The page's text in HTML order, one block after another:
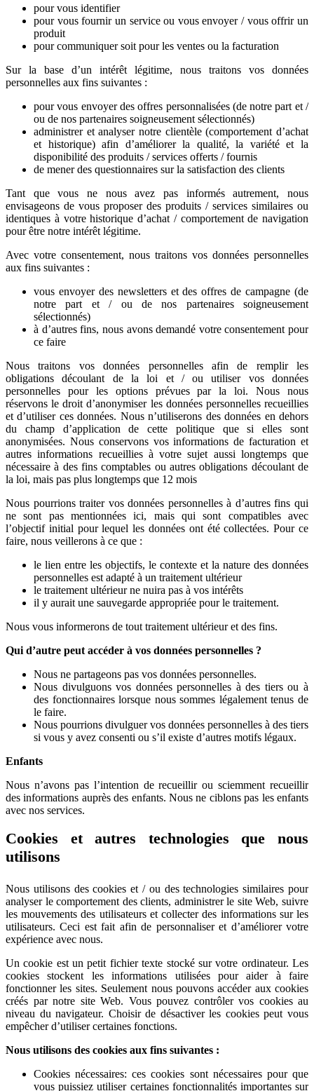
pour vous identifier
pour vous fournir un service ou vous envoyer / vous offrir un
produit
pour communiquer soit pour les ventes ou la facturation
Sur la base d’un intérêt légitime, nous traitons vos données
personnelles aux fins suivantes :
pour vous envoyer des offres personnalisées (de notre part et /
ou de nos partenaires soigneusement sélectionnés)
administrer et analyser notre clientèle (comportement d’achat
et historique) afin d’améliorer la qualité, la variété et la
disponibilité des produits / services offerts / fournis
de mener des questionnaires sur la satisfaction des clients
Tant que vous ne nous avez pas informés autrement, nous
envisageons de vous proposer des produits / services similaires ou
identiques à votre historique d’achat / comportement de navigation
pour être notre intérêt légitime.
Avec votre consentement, nous traitons vos données personnelles
aux fins suivantes :
vous envoyer des newsletters et des offres de campagne (de
notre part et / ou de nos partenaires soigneusement
sélectionnés)
à d’autres fins, nous avons demandé votre consentement pour
ce faire
Nous traitons vos données personnelles afin de remplir les
obligations découlant de la loi et / ou utiliser vos données
personnelles pour les options prévues par la loi. Nous nous
réservons le droit d’anonymiser les données personnelles recueillies
et d’utiliser ces données. Nous n’utiliserons des données en dehors
du champ d’application de cette politique que si elles sont
anonymisées. Nous conservons vos informations de facturation et
autres informations recueillies à votre sujet aussi longtemps que
nécessaire à des fins comptables ou autres obligations découlant de
la loi, mais pas plus longtemps que 12 mois
Nous pourrions traiter vos données personnelles à d’autres fins qui
ne sont pas mentionnées ici, mais qui sont compatibles avec
l’objectif initial pour lequel les données ont été collectées. Pour ce
faire, nous veillerons à ce que :
le lien entre les objectifs, le contexte et la nature des données
personnelles est adapté à un traitement ultérieur
le traitement ultérieur ne nuira pas à vos intérêts
il y aurait une sauvegarde appropriée pour le traitement.
Nous vous informerons de tout traitement ultérieur et des fins.
Qui d’autre peut accéder à vos données personnelles ?
Nous ne partageons pas vos données personnelles.
Nous divulguons vos données personnelles à des tiers ou à
des fonctionnaires lorsque nous sommes légalement tenus de
le faire.
Nous pourrions divulguer vos données personnelles à des tiers
si vous y avez consenti ou s’il existe d’autres motifs légaux.
Enfants
Nous n’avons pas l’intention de recueillir ou sciemment recueillir
des informations auprès des enfants. Nous ne ciblons pas les enfants
avec nos services.
Cookies et autres technologies que nous
utilisons
Nous utilisons des cookies et / ou des technologies similaires pour
analyser le comportement des clients, administrer le site Web, suivre
les mouvements des utilisateurs et collecter des informations sur les
utilisateurs. Ceci est fait afin de personnaliser et d’améliorer votre
expérience avec nous.
Un cookie est un petit fichier texte stocké sur votre ordinateur. Les
cookies stockent les informations utilisées pour aider à faire
fonctionner les sites. Seulement nous pouvons accéder aux cookies
créés par notre site Web. Vous pouvez contrôler vos cookies au
niveau du navigateur. Choisir de désactiver les cookies peut vous
empêcher d’utiliser certaines fonctions.
Nous utilisons des cookies aux fins suivantes :
Cookies nécessaires: ces cookies sont nécessaires pour que
vous puissiez utiliser certaines fonctionnalités importantes sur